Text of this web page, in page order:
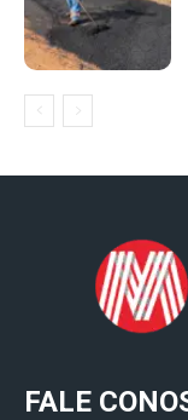
FALE